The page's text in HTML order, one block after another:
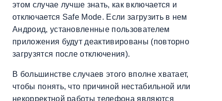
этом случае лучше знать, как включается и
отключается Safe Mode. Если загрузить в нем
Андроид, установленные пользователем
приложения будут деактивированы (повторно
загрузятся после отключения).
В большинстве случаев этого вполне хватает,
чтобы понять, что причиной нестабильной или
некорректной работы телефона являются